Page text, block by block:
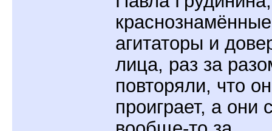
краснознамённые
агитаторы и
лица, раз за
повторяли, что он
проиграет, а они